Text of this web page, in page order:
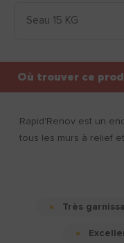
Rapid'Renov est un
tous les murs à relief
Très
Où trouver ce